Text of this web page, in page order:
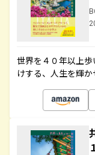
世界を４０年以上
けする、人生を輝